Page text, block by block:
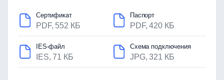
Сертификат
PDF, 552 КБ
Паспорт
PDF, 420 КБ
IES-файл
IES, 71 КБ
Схема подключения
JPG, 321 КБ